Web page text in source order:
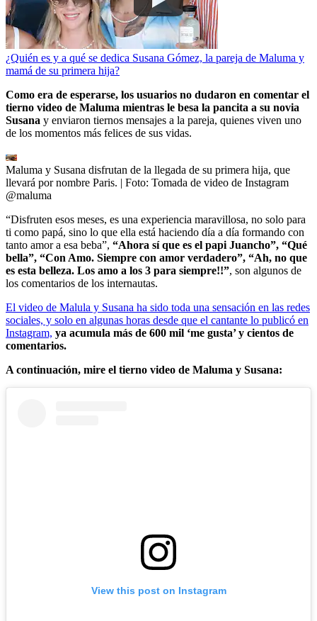
¿Quién es y a qué se dedica Susana Gómez, la pareja de Maluma y
mamá de su primera hija?
Como era de esperarse, los usuarios no dudaron en comentar el
tierno video de Maluma mientras le besa la pancita a su novia
Susana y enviaron tiernos mensajes a la pareja, quienes viven uno
de los momentos más felices de sus vidas.
Maluma y Susana disfrutan de la llegada de su primera hija, que
llevará por nombre Paris. | Foto: Tomada de video de Instagram
@maluma
“Disfruten esos meses, es una experiencia maravillosa, no solo para
ti como papá, sino lo que ella está haciendo día a día formando con
tanto amor a esa beba”, “Ahora sí que es el papi Juancho”, “Qué
bella”, “Con Amo. Siempre con amor verdadero”, “Ah, no que
es esta belleza. Los amo a los 3 para siempre!!”, son algunos de
los comentarios de los internautas.
El video de Malula y Susana ha sido toda una sensación en las redes
sociales, y solo en algunas horas desde que el cantante lo publicó en
Instagram, ya acumula más de 600 mil ‘me gusta’ y cientos de
comentarios.
A continuación, mire el tierno video de Maluma y Susana:
View this post on Instagram